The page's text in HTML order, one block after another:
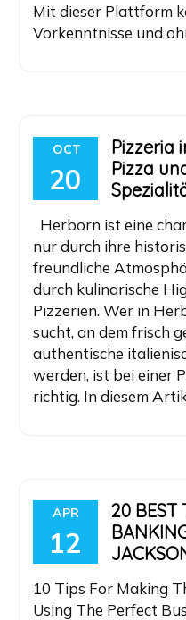
Mit dieser Plattform
Vorkenntnisse und
OCT
20
Pizzeria
Pizza
Herborn ist eine
nur durch ihre
freundliche
durch kulinarische
Pizzerien. Wer in
sucht, an dem frisch
authentische
werden, ist bei einer
richtig. In diesem
APR
12
20 BEST
10 Tips For Making
Using The Perfect